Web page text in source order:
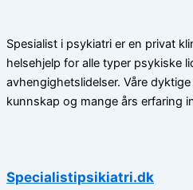
Spesialist i psykiatri er en privat
helsehjelp for alle typer psykiske
avhengighetslidelser. Våre
kunnskap og mange års erfaring
Specialistipsikiatri.dk